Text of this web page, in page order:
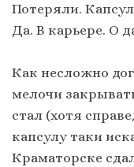
Потеряли.
Да. В карьере. О
Как несложно
мелочи
стал (хотя
капсулу таки
Краматорске